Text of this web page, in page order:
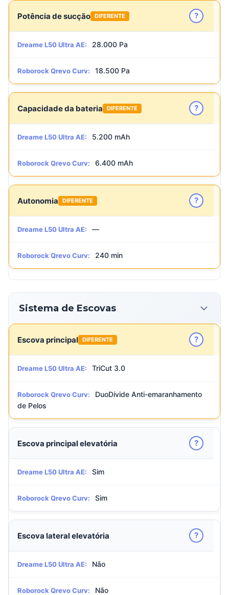
Potência de sucção DIFERENTE ?
Dreame L50 Ultra AE: 28.000 Pa
Roborock Qrevo Curv: 18.500 Pa
Capacidade da bateria DIFERENTE ?
Dreame L50 Ultra AE: 5.200 mAh
Roborock Qrevo Curv: 6.400 mAh
Autonomia DIFERENTE ?
Dreame L50 Ultra AE: —
Roborock Qrevo Curv: 240 min
Sistema de Escovas
Escova principal DIFERENTE ?
Dreame L50 Ultra AE: TriCut 3.0
Roborock Qrevo Curv:
DuoDivide Anti-emaranhamento
de Pelos
Escova principal elevatória ?
Dreame L50 Ultra AE: Sim
Roborock Qrevo Curv: Sim
Escova lateral elevatória ?
Dreame L50 Ultra AE: Não
Roborock Qrevo Curv: Não